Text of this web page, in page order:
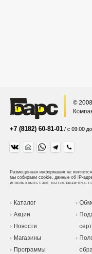
©
+7 (8182) 60-81-01 / с 09:00
Размещенная информация не
мы собираем cookie, данные об IP-
использовать сайт, вы соглашаетесь
Каталог
Акции
Новости
Магазины
Программы